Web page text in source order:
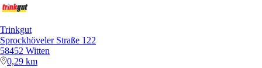
Trinkgut
Sprockhöveler Straße 122
58452 Witten
0,29 km